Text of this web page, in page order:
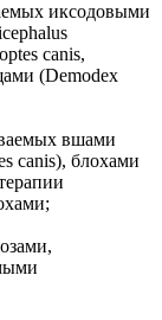
иксодовыми
canis,
(Demodex
вшами
canis), блохами